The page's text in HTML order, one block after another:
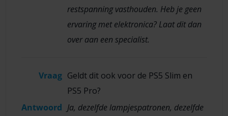
restspanning vasthouden. Heb je geen
ervaring met elektronica? Laat dit dan
over aan een specialist.
Vraag Geldt dit ook voor de PS5 Slim en
PS5 Pro?
Antwoord Ja, dezelfde lampjespatronen, dezelfde